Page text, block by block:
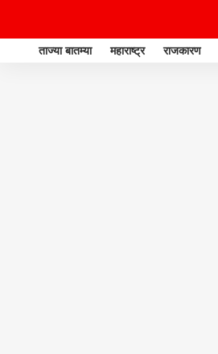
ताज्या बातम्या महाराष्ट्र राजकारण